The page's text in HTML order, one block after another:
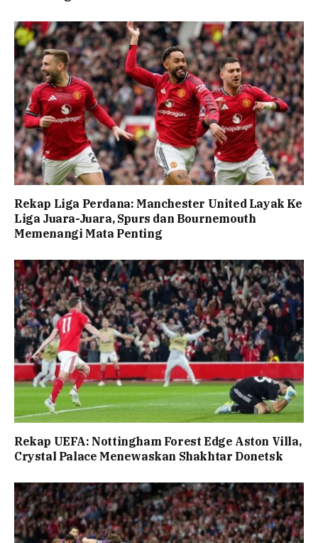
Rekap Liga Perdana: Manchester United Layak Ke
Liga Juara-Juara, Spurs dan Bournemouth
Memenangi Mata Penting
Rekap UEFA: Nottingham Forest Edge Aston Villa,
Crystal Palace Menewaskan Shakhtar Donetsk